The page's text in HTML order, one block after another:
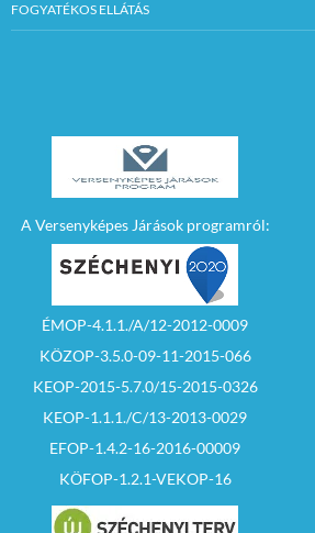
FOGYATÉKOS ELLÁTÁS
A Versenyképes Járások programról:
ÉMOP-4.1.1./A/12-2012-0009
KÖZOP-3.5.0-09-11-2015-066
KEOP-2015-5.7.0/15-2015-0326
KEOP-1.1.1./C/13-2013-0029
EFOP-1.4.2-16-2016-00009
KÖFOP-1.2.1-VEKOP-16